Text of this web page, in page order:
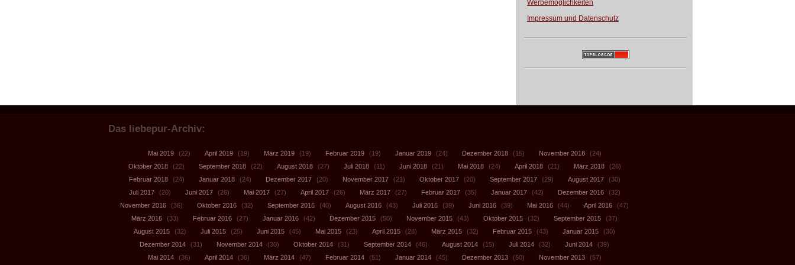
Werbemöglichkeiten
Impressum und Datenschutz
Das liebepur-Archiv:
Mai 2019 (22) April 2019 (19) März 2019 (19) Februar 2019 (19) Januar 2019 (24) Dezember 2018 (15) November 2018
(24)
Oktober 2018
(22) September 2018 (22) August 2018 (27) Juli 2018 (11) Juni 2018 (21) Mai 2018 (24) April 2018 (21) März 2018
(26)
Februar 2018
(24) Januar 2018 (24) Dezember 2017 (20) November 2017 (21) Oktober 2017 (20) September 2017 (29) August 2017
(30)
Juli 2017
(20) Juni 2017 (26) Mai 2017 (27) April 2017 (26) März 2017 (27) Februar 2017 (35) Januar 2017 (42) Dezember 2016
(32)
November 2016
(36) Oktober 2016 (32) September 2016 (40) August 2016 (43) Juli 2016 (39) Juni 2016 (39) Mai 2016 (44) April 2016
(47)
März 2016
(33) Februar 2016 (27) Januar 2016 (42) Dezember 2015 (50) November 2015 (43) Oktober 2015 (32) September 2015
(37)
August 2015
(32) Juli 2015 (25) Juni 2015 (45) Mai 2015 (23) April 2015 (28) März 2015 (32) Februar 2015 (43) Januar 2015
(30)
Dezember 2014
(31) November 2014 (30) Oktober 2014 (31) September 2014 (46) August 2014 (15) Juli 2014 (32) Juni 2014
(39)
Mai 2014
(36) April 2014 (36) März 2014 (47) Februar 2014 (51) Januar 2014 (45) Dezember 2013 (50) November 2013 (57)